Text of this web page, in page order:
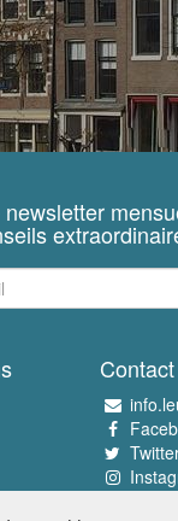
Contact